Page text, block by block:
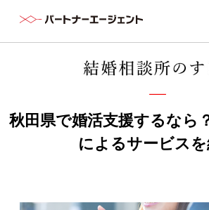
秋田県で婚活支援するなら
によるサービス